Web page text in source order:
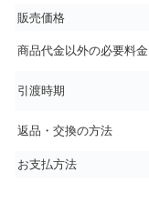
販売価格
商品代金以外の必要料金
引渡時期
返品・交換の方法
お支払方法